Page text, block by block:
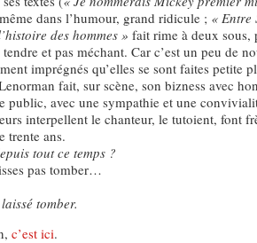
dans l’humour, grand ridicule ; « Entre
des hommes » fait rime à deux
tendre et pas méchant. Car c’est un peu de
imprégnés qu’elles se sont faites petite
fait, sur scène, son bizness avec
public, avec une sympathie et une
interpellent le chanteur, le tutoient, font
trente ans.
tout ce temps ?
pas tomber…
tomber.
c’est ici.